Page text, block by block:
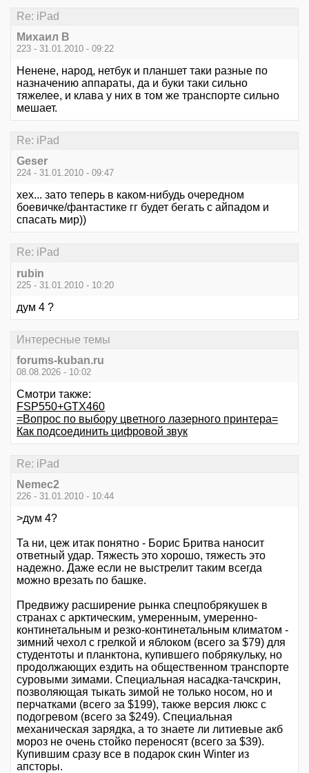
Re: iPad
Михаил В
223 - 31.01.2010 - 09:22
Ненене, народ, нетбук и планшет таки разные по
назначению аппараты, да и буки таки сильно
тяжелее, и клава у них в том же транспорте сильно
мешает.
Re: iPad
Geser
224 - 31.01.2010 - 09:47
хех... зато теперь в каком-нибудь очередном
боевичке/фантастике гг будет бегать с айпадом и
спасать мир))
Re: iPad
rubin
225 - 31.01.2010 - 10:20
дум 4 ?
Интересные темы
forums-kuban.ru
08.08.2026 - 10:02
Смотри также:
FSP550+GTX460
=Вопрос по выбору цветного лазерного принтера=
Как подсоединить цифровой звук
Re: iPad
Nemec2
226 - 31.01.2010 - 10:44
>дум 4?
Та ни, цеж итак понятно - Борис Бритва наносит
ответный удар. Тяжесть это хорошо, тяжесть это
надежно. Даже если не выстрелит таким всегда
можно врезать по башке.
Предвижу расширение рынка спецпобрякушек в
странах с арктическим, умеренным, умеренно-
континетальным и резко-континетальным климатом -
зимний чехол с грелкой и яблоком (всего за $79) для
студентоты и планктона, купившего побрякульку, но
продолжающих ездить на общественном транспорте
суровыми зимами. Специальная насадка-тачскрин,
позволяющая тыкать зимой не только носом, но и
перчатками (всего за $199), также версия люкс с
подогревом (всего за $249). Специальная
механическая зарядка, а то знаете ли литиевые акб
мороз не очень стойко переносят (всего за $39).
Купившим сразу все в подарок скин Winter из
апсторы.